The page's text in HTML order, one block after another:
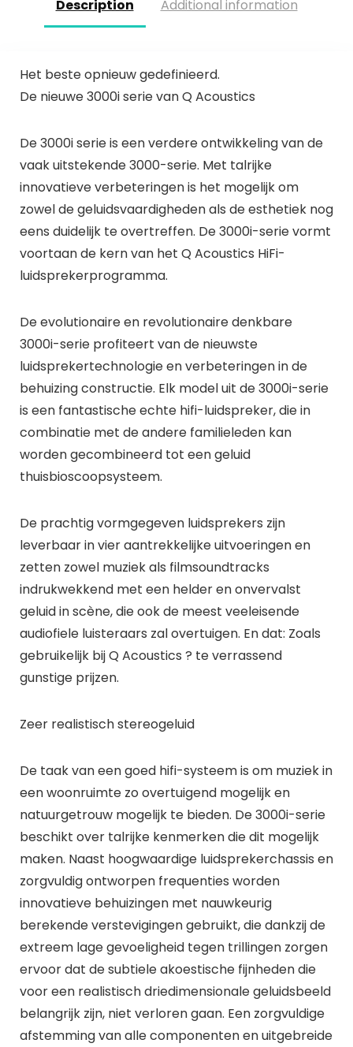
Description Additional information
Het beste opnieuw gedefinieerd.
De nieuwe 3000i serie van Q Acoustics
De 3000i serie is een verdere ontwikkeling van de
vaak uitstekende 3000-serie. Met talrijke
innovatieve verbeteringen is het mogelijk om
zowel de geluidsvaardigheden als de esthetiek nog
eens duidelijk te overtreffen. De 3000i-serie vormt
voortaan de kern van het Q Acoustics HiFi-
luidsprekerprogramma.
De evolutionaire en revolutionaire denkbare
3000i-serie profiteert van de nieuwste
luidsprekertechnologie en verbeteringen in de
behuizing constructie. Elk model uit de 3000i-serie
is een fantastische echte hifi-luidspreker, die in
combinatie met de andere familieleden kan
worden gecombineerd tot een geluid
thuisbioscoopsysteem.
De prachtig vormgegeven luidsprekers zijn
leverbaar in vier aantrekkelijke uitvoeringen en
zetten zowel muziek als filmsoundtracks
indrukwekkend met een helder en onvervalst
geluid in scène, die ook de meest veeleisende
audiofiele luisteraars zal overtuigen. En dat: Zoals
gebruikelijk bij Q Acoustics ? te verrassend
gunstige prijzen.
Zeer realistisch stereogeluid
De taak van een goed hifi-systeem is om muziek in
een woonruimte zo overtuigend mogelijk en
natuurgetrouw mogelijk te bieden. De 3000i-serie
beschikt over talrijke kenmerken die dit mogelijk
maken. Naast hoogwaardige luidsprekerchassis en
zorgvuldig ontworpen frequenties worden
innovatieve behuizingen met nauwkeurig
berekende verstevigingen gebruikt, die dankzij de
extreem lage gevoeligheid tegen trillingen zorgen
ervoor dat de subtiele akoestische fijnheden die
voor een realistisch driedimensionale geluidsbeeld
belangrijk zijn, niet verloren gaan. Een zorgvuldige
afstemming van alle componenten en uitgebreide